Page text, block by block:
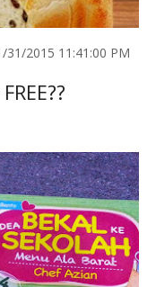
31/2015 11:41:00 PM